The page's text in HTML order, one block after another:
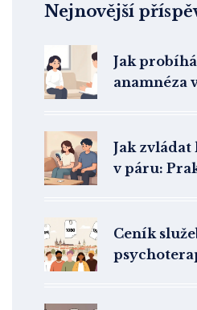
Nejnovější
Jak
anamnéza
Jak
v páru:
Ceník